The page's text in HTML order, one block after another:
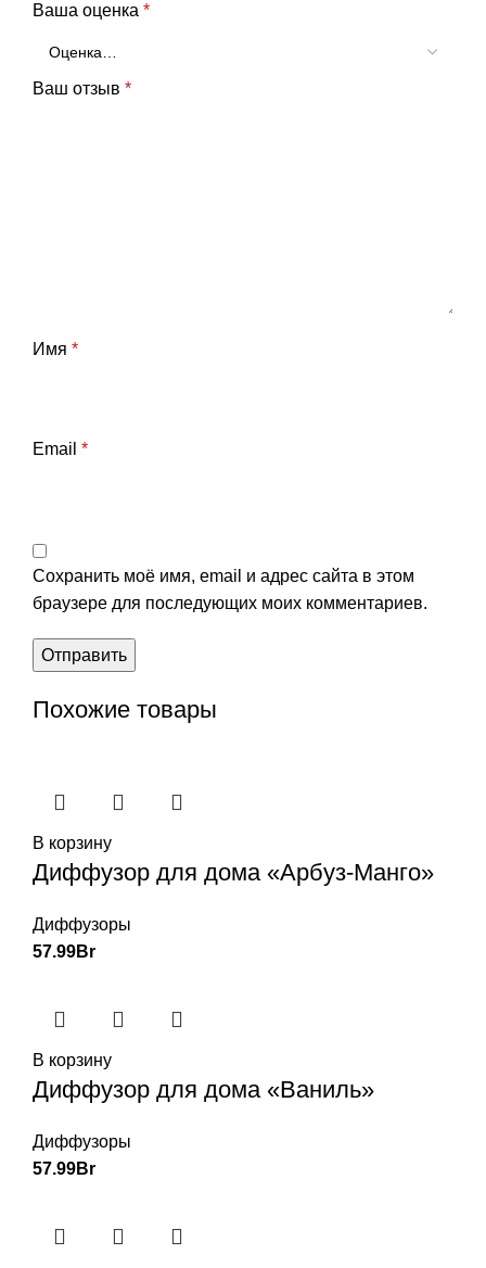
Ваша оценка *
Ваш отзыв *
Имя *
Email *
Сохранить моё имя, email и адрес сайта в этом
браузере для последующих моих комментариев.
Похожие товары
В корзину
Диффузор для дома «Арбуз-Манго»
Диффузоры
57.99Br
В корзину
Диффузор для дома «Ваниль»
Диффузоры
57.99Br